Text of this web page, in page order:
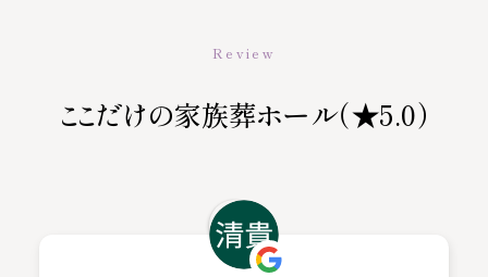
Review
ここだけの家族葬ホール（★5.0）